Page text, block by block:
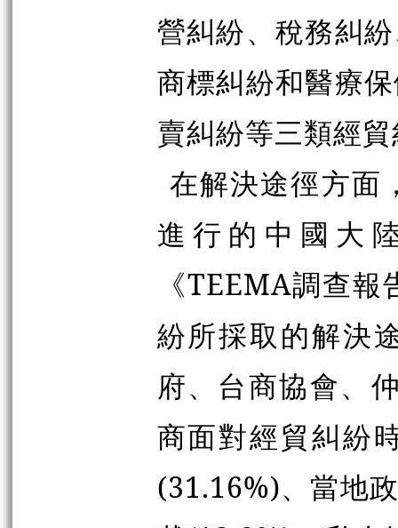
營糾紛、稅務糾
商標糾紛和醫療
賣糾紛等三類經
在解決途徑方面
進行的中國大
《TEEMA調查
紛所採取的解決
府、台商協會、
商面對經貿糾紛
(31.16%)、當地